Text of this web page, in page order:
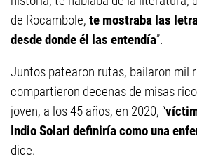
de Rocambole, te mostraba las
desde donde él las entendía”.
Juntos patearon rutas, bailaron mil
compartieron decenas de misas
joven, a los 45 años, en 2020, “
Indio Solari definiría como una
dice.